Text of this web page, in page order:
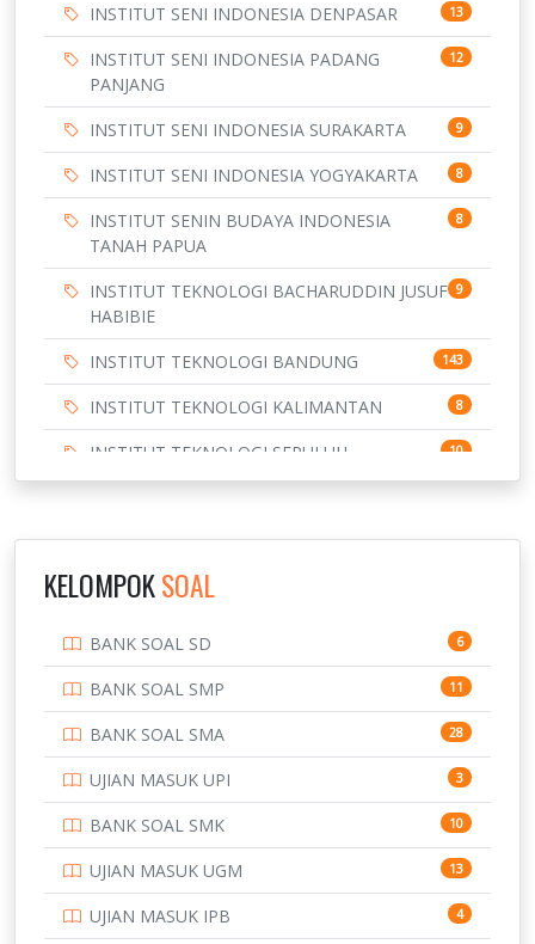
INSTITUT SENI INDONESIA DENPASAR 13
INSTITUT SENI INDONESIA PADANG
PANJANG
12
INSTITUT SENI INDONESIA SURAKARTA 9
INSTITUT SENI INDONESIA YOGYAKARTA 8
INSTITUT SENIN BUDAYA INDONESIA
TANAH PAPUA
8
INSTITUT TEKNOLOGI BACHARUDDIN JUSUF
HABIBIE
9
INSTITUT TEKNOLOGI BANDUNG 143
INSTITUT TEKNOLOGI KALIMANTAN 8
INSTITUT TEKNOLOGI SEPULUH
NOVEMBER
10
3
169
7
PTDI STTD 4
133
SMA 146
SMK 231
KELOMPOKSOAL
BANK SOAL SD 6
BANK SOAL SMP 11
BANK SOAL SMA 28
UJIAN MASUK UPI 3
BANK SOAL SMK 10
UJIAN MASUK UGM 13
UJIAN MASUK IPB 4